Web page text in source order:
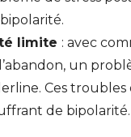
limite : avec
un
Ces
de bipolarité.